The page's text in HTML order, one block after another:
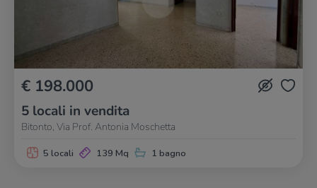
€ 198.000
5 locali in vendita
Bitonto, Via Prof. Antonia Moschetta
5 locali 139 Mq 1 bagno